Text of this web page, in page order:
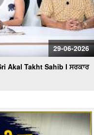
29-06-2026
Akal Takht Sahib I ਸਰਕਾਰ